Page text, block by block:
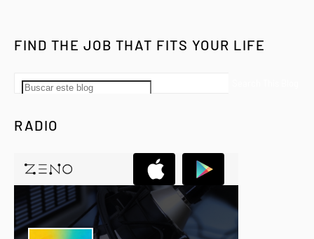
FIND THE JOB THAT FITS YOUR LIFE
RADIO